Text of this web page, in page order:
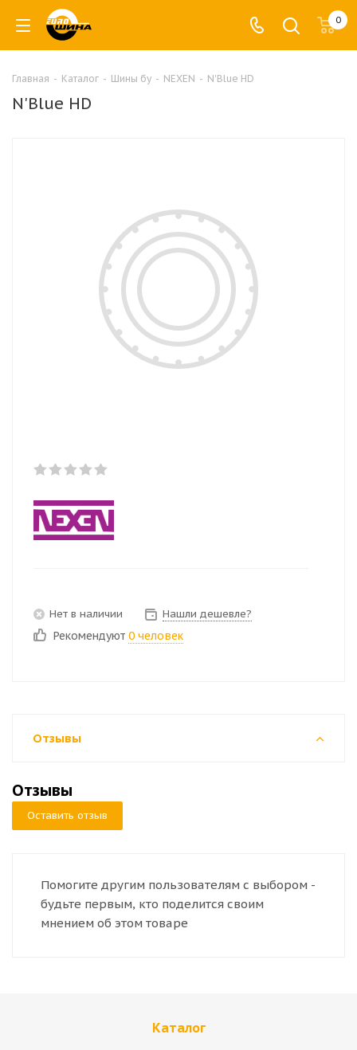
0
Главная - Каталог - Шины бу - NEXEN - N'Blue HD
N'Blue HD
Нет в наличии Нашли дешевле?
Рекомендуют 0 человек
Отзывы
Отзывы
Оставить отзыв
Помогите другим пользователям с выбором -
будьте первым, кто поделится своим
мнением об этом товаре
Каталог